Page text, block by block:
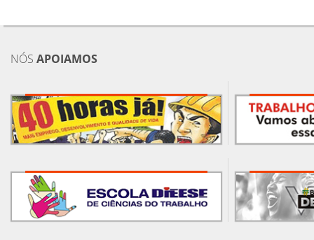
NÓS APOIAMOS